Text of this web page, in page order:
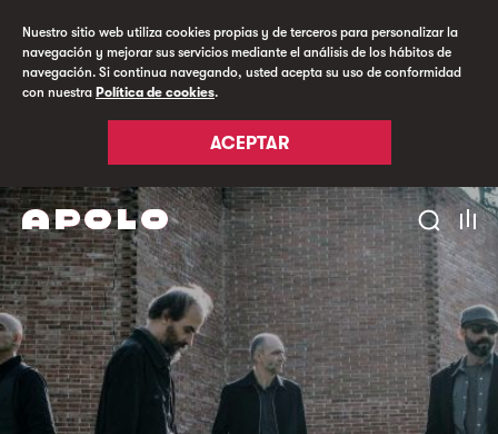
Nuestro sitio web utiliza cookies propias y de terceros para personalizar la
navegación y mejorar sus servicios mediante el análisis de los hábitos de
navegación. Si continua navegando, usted acepta su uso de conformidad
con nuestra Política de cookies.
ACEPTAR